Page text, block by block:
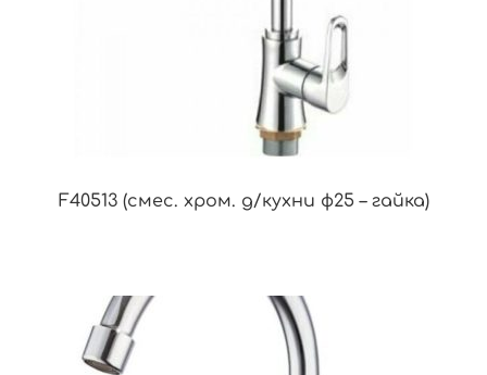
F40513 (смес. хром. д/кухни ф25 – гайка)